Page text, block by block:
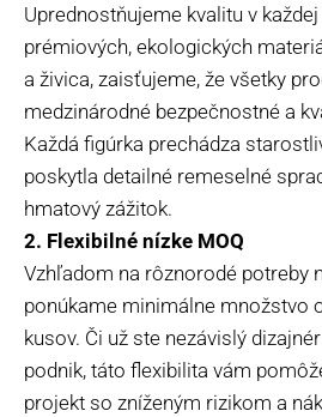
Uprednostňujeme kvalitu v
prémiových, ekologických
a živica, zaisťujeme, že všetky
medzinárodné bezpečnostné a
Každá figúrka prechádza
poskytla detailné remeselné
hmatový zážitok.
2. Flexibilné nízke MOQ
Vzhľadom na rôznorodé potreby
ponúkame minimálne množstvo
kusov. Či už ste nezávislý
podnik, táto flexibilita vám
projekt so zníženým rizikom a